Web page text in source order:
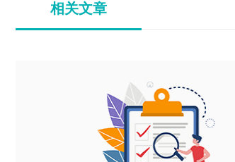
相关文章